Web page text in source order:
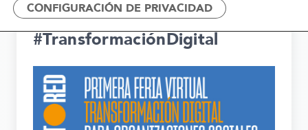
#TransformaciónDigital
CONFIGURACIÓN DE PRIVACIDAD